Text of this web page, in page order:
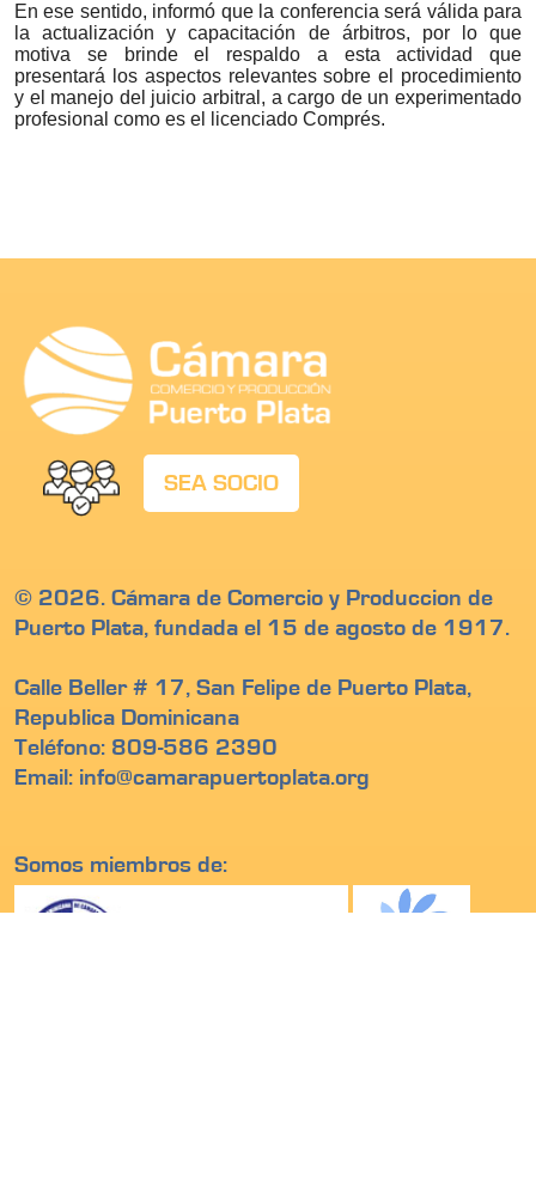
En ese sentido, informó que la conferencia será válida para
la actualización y capacitación de árbitros, por lo que
motiva se brinde el respaldo a esta actividad que
presentará los aspectos relevantes sobre el procedimiento
y el manejo del juicio arbitral, a cargo de un experimentado
profesional como es el licenciado Comprés.
SEA SOCIO
© 2026. Cámara de Comercio y Produccion de
Puerto Plata, fundada el 15 de agosto de 1917.
Calle Beller # 17, San Felipe de Puerto Plata,
Republica Dominicana
Teléfono: 809-586 2390
Email: info@camarapuertoplata.org
Somos miembros de: